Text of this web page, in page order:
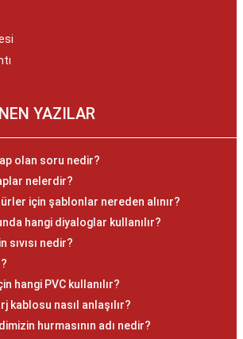
YAZILAR
olan soru nedir?
nelerdir?
için şablonlar nereden alınır?
hangi diyaloglar kullanılır?
sıvısı nedir?
hangi PVC kullanılır?
kablosu nasıl anlaşılır?
hurmasının adı nedir?